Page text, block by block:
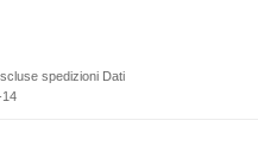
spedizioni Dati
14